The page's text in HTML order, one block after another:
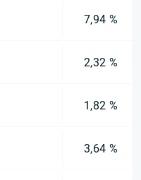
7,94 %
2,32 %
1,82 %
3,64 %